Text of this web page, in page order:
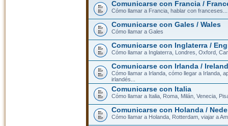
Comunicarse con Francia /
Cómo llamar a Francia, hablar con franceses...
Comunicarse con Gales / Wales
Cómo llamar a Gales
Comunicarse con Inglaterra /
Cómo llamar a Inglaterra, Londres, Oxford,
Comunicarse con Irlanda / Ireland
Cómo llamar a Irlanda, cómo llegar a Irlanda,
irlandés...
Comunicarse con Italia
Cómo llamar a Italia, Roma, Milán, Venecia,
Comunicarse con Holanda /
Cómo llamar a Holanda, Rotterdam, viajar a